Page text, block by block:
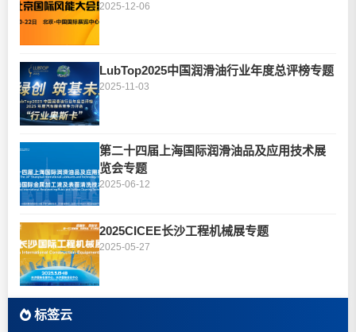
2025-12-06
LubTop2025中国润滑油行业年度总评榜专题
2025-11-03
第二十四届上海国际润滑油品及应用技术展
览会专题
2025-06-12
2025CICEE长沙工程机械展专题
2025-05-27
标签云